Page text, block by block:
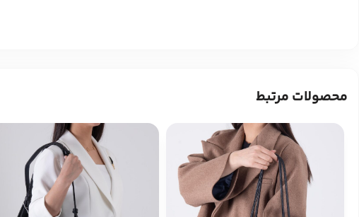
محصولات مرتبط